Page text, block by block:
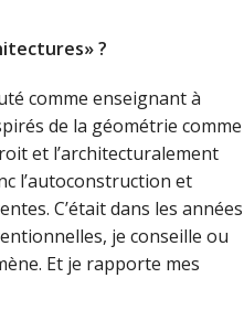
?
comme enseignant à
de la géométrie comme
et l’architecturalement
l’autoconstruction et
C’était dans les années
je conseille ou
Et je rapporte mes